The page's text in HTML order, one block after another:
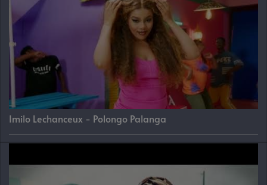
Imilo Lechanceux - Polongo Palanga